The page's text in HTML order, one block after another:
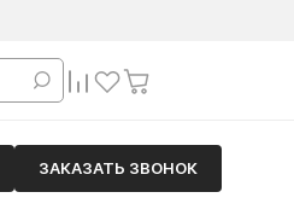
ЗАКАЗАТЬ ЗВОНОК